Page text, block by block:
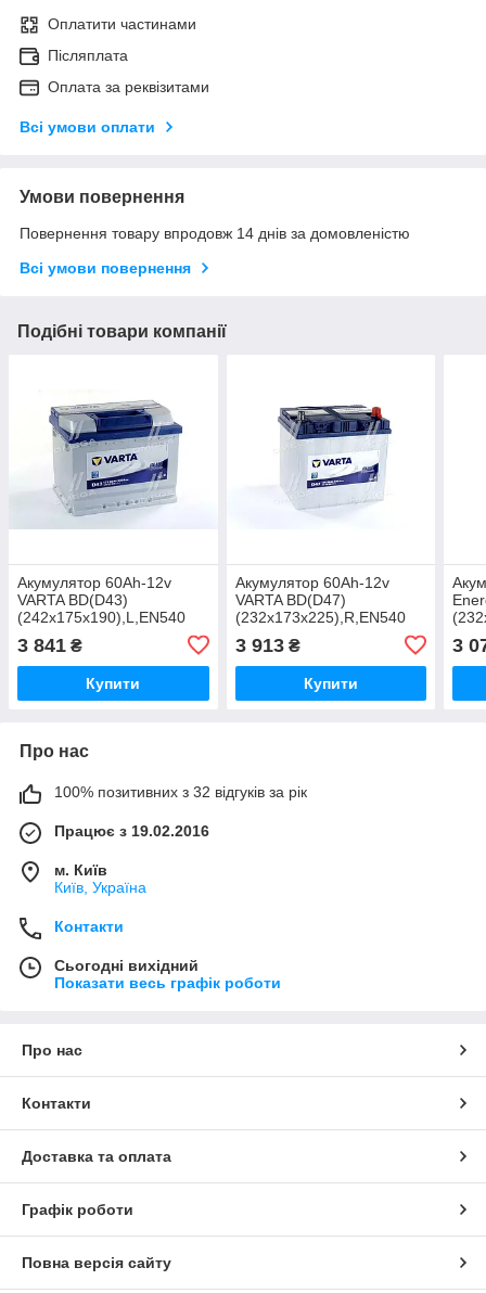
Оплатити частинами
Післяплата
Оплата за реквізитами
Всі умови оплати
Умови повернення
Повернення товару впродовж 14 днів за домовленістю
Всі умови повернення
Подібні товари компанії
Акумулятор 60Ah-12v
VARTA BD(D43)
(242х175х190),L,EN540
3 841 ₴
Купити
Акумулятор 60Ah-12v
VARTA BD(D47)
(232х173х225),R,EN540
3 913₴
Купити
3
Про нас
100% позитивних з 32 відгуків за рік
Працює з 19.02.2016
м. Київ
Київ, Україна
Контакти
Сьогодні вихідний
Показати весь графік роботи
Про нас
Контакти
Доставка та оплата
Графік роботи
Повна версія сайту